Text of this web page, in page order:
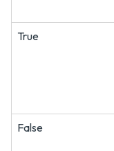
True
False